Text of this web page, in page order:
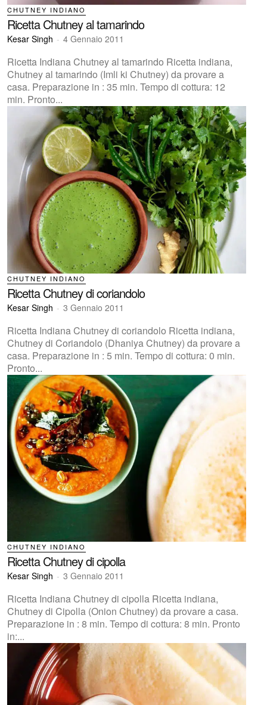
CHUTNEY INDIANO
Ricetta Chutney al tamarindo
Kesar Singh - 4 Gennaio 2011
Ricetta Indiana Chutney al tamarindo Ricetta indiana,
Chutney al tamarindo (Imli ki Chutney) da provare a
casa. Preparazione in : 35 min. Tempo di cottura: 12
min. Pronto...
CHUTNEY INDIANO
Ricetta Chutney di coriandolo
Kesar Singh - 3 Gennaio 2011
Ricetta Indiana Chutney di coriandolo Ricetta indiana,
Chutney di Coriandolo (Dhaniya Chutney) da provare a
casa. Preparazione in : 5 min. Tempo di cottura: 0 min.
Pronto...
CHUTNEY INDIANO
Ricetta Chutney di cipolla
Kesar Singh - 3 Gennaio 2011
Ricetta Indiana Chutney di cipolla Ricetta indiana,
Chutney di Cipolla (Onion Chutney) da provare a casa.
Preparazione in : 8 min. Tempo di cottura: 8 min. Pronto
in:...